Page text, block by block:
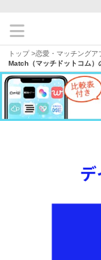
トップ>恋愛・マッチングア
Match（マッチドットコム）